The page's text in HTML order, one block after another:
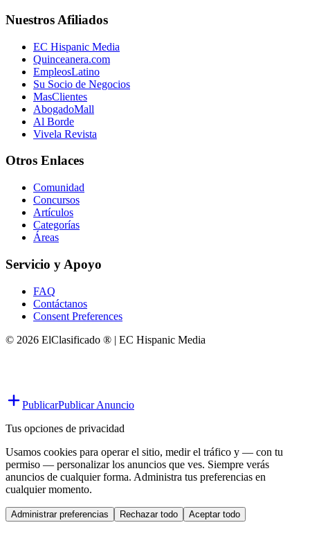
Nuestros Afiliados
EC Hispanic Media
Quinceanera.com
EmpleosLatino
Su Socio de Negocios
MasClientes
AbogadoMall
Al Borde
Vivela Revista
Otros Enlaces
Comunidad
Concursos
Artículos
Categorías
Áreas
Servicio y Apoyo
FAQ
Contáctanos
Consent Preferences
© 2026 ElClasificado ® | EC Hispanic Media
PublicarPublicar Anuncio
Tus opciones de privacidad
Usamos cookies para operar el sitio, medir el tráfico y — con tu
permiso — personalizar los anuncios que ves. Siempre verás
anuncios de cualquier forma. Administra tus preferencias en
cualquier momento.
Administrar preferencias Rechazar todo Aceptar todo